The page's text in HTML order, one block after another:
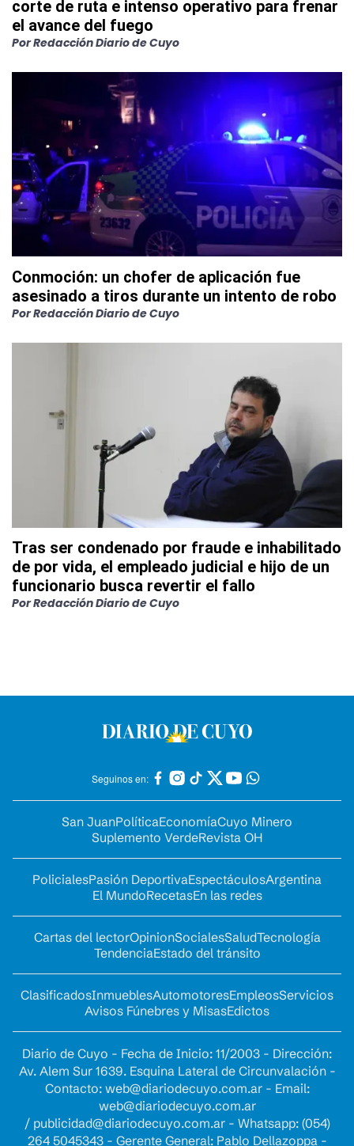
corte de ruta e intenso operativo para frenar
el avance del fuego
PorRedacción Diario de Cuyo
Conmoción: un chofer de aplicación fue
asesinado a tiros durante un intento de robo
PorRedacción Diario de Cuyo
Tras ser condenado por fraude e inhabilitado
de por vida, el empleado judicial e hijo de un
funcionario busca revertir el fallo
PorRedacción Diario de Cuyo
Seguinos en:
San JuanPolíticaEconomíaCuyo Minero
Suplemento VerdeRevista OH
PolicialesPasión DeportivaEspectáculosArgentina
El MundoRecetasEn las redes
Cartas del lectorOpinionSocialesSaludTecnología
TendenciaEstado del tránsito
ClasificadosInmueblesAutomotoresEmpleosServicios
Avisos Fúnebres y MisasEdictos
Diario de Cuyo - Fecha de Inicio: 11/2003 - Dirección:
Av. Alem Sur 1639. Esquina Lateral de Circunvalación -
Contacto: web@diariodecuyo.com.ar- Email:
web@diariodecuyo.com.ar
/ publicidad@diariodecuyo.com.ar- Whatsapp: (054)
264 5045343 - Gerente General: Pablo Dellazoppa -